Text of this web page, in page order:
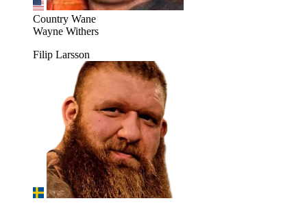
Country Wane
Wayne Withers
Filip Larsson